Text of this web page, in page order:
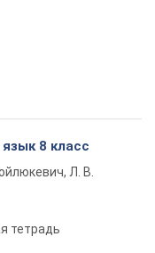
8 класс
Л. В.
тетрадь